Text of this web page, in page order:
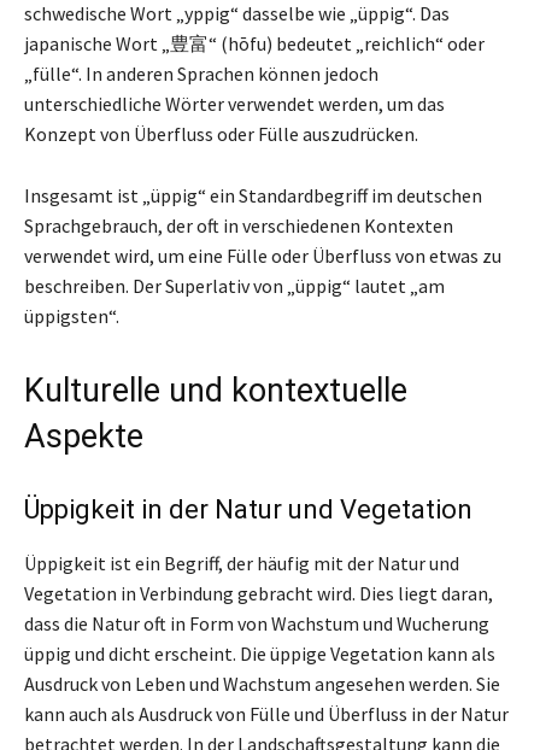
schwedische Wort „yppig“ dasselbe wie „üppig“. Das
japanische Wort „豊富“ (hōfu) bedeutet „reichlich“ oder
„fülle“. In anderen Sprachen können jedoch
unterschiedliche Wörter verwendet werden, um das
Konzept von Überfluss oder Fülle auszudrücken.
Insgesamt ist „üppig“ ein Standardbegriff im deutschen
Sprachgebrauch, der oft in verschiedenen Kontexten
verwendet wird, um eine Fülle oder Überfluss von etwas zu
beschreiben. Der Superlativ von „üppig“ lautet „am
üppigsten“.
Kulturelle und kontextuelle
Aspekte
Üppigkeit in der Natur und Vegetation
Üppigkeit ist ein Begriff, der häufig mit der Natur und
Vegetation in Verbindung gebracht wird. Dies liegt daran,
dass die Natur oft in Form von Wachstum und Wucherung
üppig und dicht erscheint. Die üppige Vegetation kann als
Ausdruck von Leben und Wachstum angesehen werden. Sie
kann auch als Ausdruck von Fülle und Überfluss in der Natur
betrachtet werden. In der Landschaftsgestaltung kann die